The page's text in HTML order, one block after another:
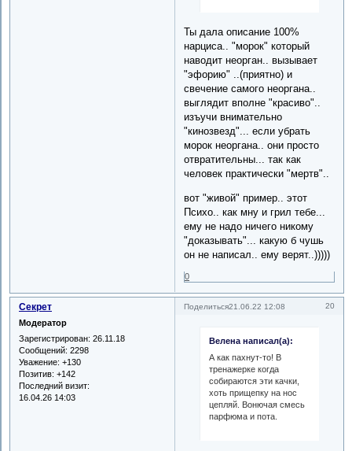
Ты дала описание 100%
нарциса.. "морок" который
наводит неорган.. вызывает
"эфорию" ..(приятно) и
свечение самого неоргана..
выглядит вполне "красиво"..
изъучи внимательно
"кинозвезд"... если убрать
морок неоргана.. они просто
отвратительны... так как
человек практически "мертв"..
вот "живой" пример.. этот
Психо.. как мну и грил тебе...
ему не надо ничего никому
"доказывать"... какую б чушь
он не написал.. ему верят..)))))
0
Поделиться 20
21.06.22 12:08
Секрет
Модератор
Зарегистрирован: 26.11.18
Сообщений: 2298
Уважение: +130
Позитив: +142
Последний визит:
16.04.26 14:03
Велена написал(а):
А как пахнут-то! В
тренажерке когда
собираются эти качки,
хоть прищепку на нос
цепляй. Вонючая смесь
парфюма и пота.